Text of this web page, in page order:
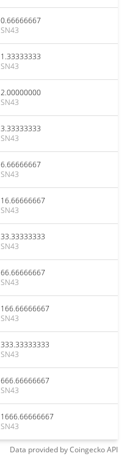
0.66666667
SN43
1.33333333
SN43
2.00000000
SN43
3.33333333
SN43
6.66666667
SN43
16.66666667
SN43
33.33333333
SN43
66.66666667
SN43
166.66666667
SN43
333.33333333
SN43
666.66666667
SN43
1666.66666667
SN43
Data provided byCoingeckoAPI